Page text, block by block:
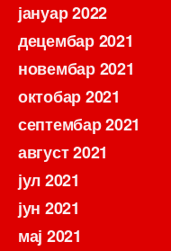
јануар 2022
децембар 2021
новембар 2021
октобар 2021
септембар 2021
август 2021
јул 2021
јун 2021
мај 2021